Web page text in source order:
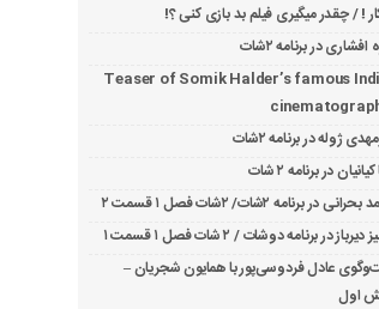
! / چقدر میگیری فیلم بد بازی کنی ؟!
افشاری در برنامه ۲شات
Teaser of Somik Halder’s famous
ژوله در برنامه ۲شات
در برنامه ۲ شات
در برنامه ۲شات/ ۲شات فصل ۱ قسمت ۲
دیرباز در برنامه دوشات / ۲ شات فصل ۱ قسمت ۱
عادل فردوسی‌پور با همایون شجریان –
اول